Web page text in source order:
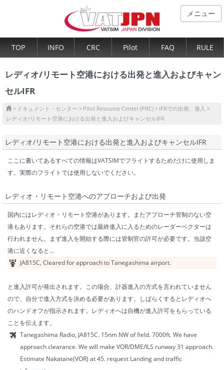
メニュー
TOP INFO CRC Pilot FAQ RULE
レディオ/リモート空港における出発と進入およびキャン
セルIFR
ドキュメント・センター Pilot Resource Center (PRC)
IFRでの出発、進入
レディオ/リモート空港における出発と進入およびキャンセルIFR
レディオ/リモート空港における出発と進入およびキャンセルIFR
ここに書いてあるすべての情報はVATSIMでフライトするためだけに使用しま
す。実際のフライトでは使用しないでください。
レディオ・リモート空港へのアプローチおよび出発
国内にはレディオ・リモート空港があります。またアプローチ管制のない空
港もあります。それらの空港では最終進入に入るためのレーダーベクターは
行われません。まず進入を開始する際には管制官の許可が必要です。当該空
港に近くなると…
JA815C, Cleared for approach to Tanegashima airport.
と進入許可が発出されます。この場合、計器進入の方式を言われていません
ので、自分で進入方式を決める必要があります。しばらくするとレディオへ
のハンドオフが指示されます。レディオへは自機が進入許可をもらっている
ことを伝えます。
Tanegashima Radio, JA815C. 15nm NW of field. 7000ft. We have
approach clearance. We will make VOR/DME/ILS runway 31 approach.
Estimate Nakatane(VOR) at 45. request Landing and traffic